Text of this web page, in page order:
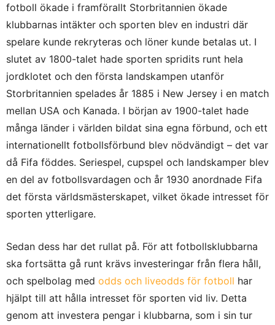
fotboll ökade i framförallt Storbritannien ökade
klubbarnas intäkter och sporten blev en industri där
spelare kunde rekryteras och löner kunde betalas ut. I
slutet av 1800-talet hade sporten spridits runt hela
jordklotet och den första landskampen utanför
Storbritannien spelades år 1885 i New Jersey i en match
mellan USA och Kanada. I början av 1900-talet hade
många länder i världen bildat sina egna förbund, och ett
internationellt fotbollsförbund blev nödvändigt – det var
då Fifa föddes. Seriespel, cupspel och landskamper blev
en del av fotbollsvardagen och år 1930 anordnade Fifa
det första världsmästerskapet, vilket ökade intresset för
sporten ytterligare.
Sedan dess har det rullat på. För att fotbollsklubbarna
ska fortsätta gå runt krävs investeringar från flera håll,
och spelbolag med odds och liveodds för fotboll har
hjälpt till att hålla intresset för sporten vid liv. Detta
genom att investera pengar i klubbarna, som i sin tur